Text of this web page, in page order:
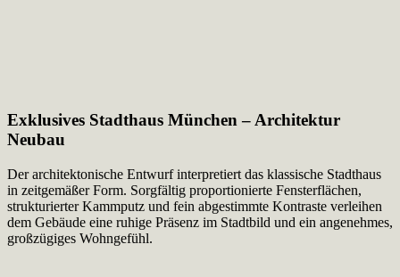
Exklusives Stadthaus München – Architektur
Neubau
Der architektonische Entwurf interpretiert das klassische Stadthaus
in zeitgemäßer Form. Sorgfältig proportionierte Fensterflächen,
strukturierter Kammputz und fein abgestimmte Kontraste verleihen
dem Gebäude eine ruhige Präsenz im Stadtbild und ein angenehmes,
großzügiges Wohngefühl.